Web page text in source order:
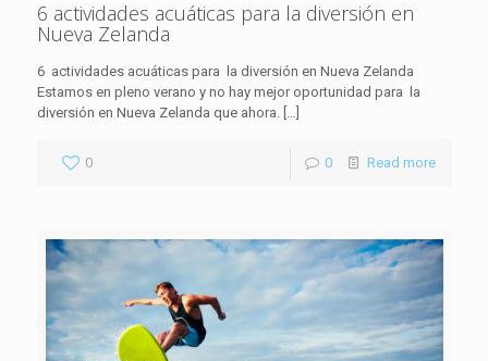
6 actividades acuáticas para la diversión en
Nueva Zelanda
6 actividades acuáticas para la diversión en Nueva Zelanda
Estamos en pleno verano y no hay mejor oportunidad para la
diversión en Nueva Zelanda que ahora. […]
0 0 Read more